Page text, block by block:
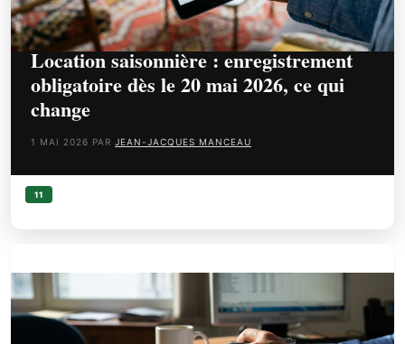
Location saisonnière : enregistrement
obligatoire dès le 20 mai 2026, ce qui
change
1 MAI 2026 PAR JEAN-JACQUES MANCEAU
CATÉGORIES
11